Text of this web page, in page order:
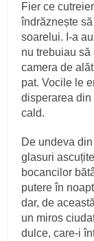
Fier ce
îndrăznește
soarelui. I‑a
nu trebuiau
camera de
pat. Vocile le
disperarea din
cald.
De undeva
glasuri
bocancilor
putere în
dar, de
un miros
dulce, care‑i